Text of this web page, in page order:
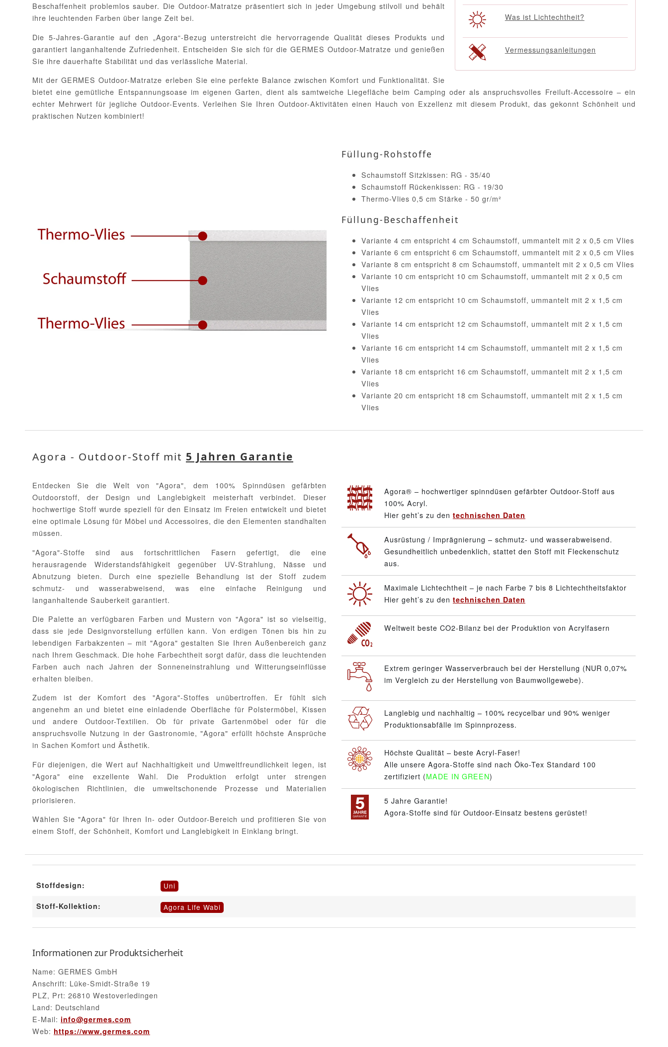
Was ist Lichtechtheit?
Vermessungsanleitungen
Beschaffenheit problemlos sauber. Die Outdoor-Matratze präsentiert sich in jeder Umgebung stilvoll und behält
ihre leuchtenden Farben über lange Zeit bei.
Die 5-Jahres-Garantie auf den „Agora“-Bezug unterstreicht die hervorragende Qualität dieses Produkts und
garantiert langanhaltende Zufriedenheit. Entscheiden Sie sich für die GERMES Outdoor-Matratze und genießen
Sie ihre dauerhafte Stabilität und das verlässliche Material.
Mit der GERMES Outdoor-Matratze erleben Sie eine perfekte Balance zwischen Komfort und Funktionalität. Sie
bietet eine gemütliche Entspannungsoase im eigenen Garten, dient als samtweiche Liegefläche beim Camping oder als anspruchsvolles Freiluft-Accessoire – ein
echter Mehrwert für jegliche Outdoor-Events. Verleihen Sie Ihren Outdoor-Aktivitäten einen Hauch von Exzellenz mit diesem Produkt, das gekonnt Schönheit und
praktischen Nutzen kombiniert!
Füllung-Rohstoffe
Schaumstoff Sitzkissen: RG - 35/40
Schaumstoff Rückenkissen: RG - 19/30
Thermo-Vlies 0,5 cm Stärke - 50 gr/m²
Füllung-Beschaffenheit
Variante 4 cm entspricht 4 cm Schaumstoff, ummantelt mit 2 x 0,5 cm Vlies
Variante 6 cm entspricht 6 cm Schaumstoff, ummantelt mit 2 x 0,5 cm Vlies
Variante 8 cm entspricht 8 cm Schaumstoff, ummantelt mit 2 x 0,5 cm Vlies
Variante 10 cm entspricht 10 cm Schaumstoff, ummantelt mit 2 x 0,5 cm
Vlies
Variante 12 cm entspricht 10 cm Schaumstoff, ummantelt mit 2 x 1,5 cm
Vlies
Variante 14 cm entspricht 12 cm Schaumstoff, ummantelt mit 2 x 1,5 cm
Vlies
Variante 16 cm entspricht 14 cm Schaumstoff, ummantelt mit 2 x 1,5 cm
Vlies
Variante 18 cm entspricht 16 cm Schaumstoff, ummantelt mit 2 x 1,5 cm
Vlies
Variante 20 cm entspricht 18 cm Schaumstoff, ummantelt mit 2 x 1,5 cm
Vlies
Agora - Outdoor-Stoff mit 5 Jahren Garantie
Entdecken Sie die Welt von "Agora", dem 100% Spinndüsen gefärbten
Outdoorstoff, der Design und Langlebigkeit meisterhaft verbindet. Dieser
hochwertige Stoff wurde speziell für den Einsatz im Freien entwickelt und bietet
eine optimale Lösung für Möbel und Accessoires, die den Elementen standhalten
müssen.
"Agora"-Stoffe sind aus fortschrittlichen Fasern gefertigt, die eine
herausragende Widerstandsfähigkeit gegenüber UV-Strahlung, Nässe und
Abnutzung bieten. Durch eine spezielle Behandlung ist der Stoff zudem
schmutz- und wasserabweisend, was eine einfache Reinigung und
langanhaltende Sauberkeit garantiert.
Die Palette an verfügbaren Farben und Mustern von "Agora" ist so vielseitig,
dass sie jede Designvorstellung erfüllen kann. Von erdigen Tönen bis hin zu
lebendigen Farbakzenten – mit "Agora" gestalten Sie Ihren Außenbereich ganz
nach Ihrem Geschmack. Die hohe Farbechtheit sorgt dafür, dass die leuchtenden
Farben auch nach Jahren der Sonneneinstrahlung und Witterungseinflüsse
erhalten bleiben.
Zudem ist der Komfort des "Agora"-Stoffes unübertroffen. Er fühlt sich
angenehm an und bietet eine einladende Oberfläche für Polstermöbel, Kissen
und andere Outdoor-Textilien. Ob für private Gartenmöbel oder für die
anspruchsvolle Nutzung in der Gastronomie, "Agora" erfüllt höchste Ansprüche
in Sachen Komfort und Ästhetik.
Für diejenigen, die Wert auf Nachhaltigkeit und Umweltfreundlichkeit legen, ist
"Agora" eine exzellente Wahl. Die Produktion erfolgt unter strengen
ökologischen Richtlinien, die umweltschonende Prozesse und Materialien
priorisieren.
Wählen Sie "Agora" für Ihren In- oder Outdoor-Bereich und profitieren Sie von
einem Stoff, der Schönheit, Komfort und Langlebigkeit in Einklang bringt.
Agora® – hochwertiger spinndüsen gefärbter Outdoor-Stoff aus
100% Acryl.
Hier geht’s zu den technischen Daten
Ausrüstung / Imprägnierung – schmutz- und wasserabweisend.
Gesundheitlich unbedenklich, stattet den Stoff mit Fleckenschutz
aus.
Maximale Lichtechtheit – je nach Farbe 7 bis 8 Lichtechtheitsfaktor
Hier geht’s zu den technischen Daten
Weltweit beste CO2-Bilanz bei der Produktion von Acrylfasern
Extrem geringer Wasserverbrauch bei der Herstellung (NUR 0,07%
im Vergleich zu der Herstellung von Baumwollgewebe).
Langlebig und nachhaltig – 100% recycelbar und 90% weniger
Produktionsabfälle im Spinnprozess.
Höchste Qualität – beste Acryl-Faser!
Alle unsere Agora-Stoffe sind nach Öko-Tex Standard 100
zertifiziert (MADE IN GREEN)
5 Jahre Garantie!
Agora-Stoffe sind für Outdoor-Einsatz bestens gerüstet!
Stoffdesign: Uni
Stoff-Kollektion: Agora Life Wabi
Informationen zur Produktsicherheit
Name: GERMES GmbH
Anschrift: Lüke-Smidt-Straße 19
PLZ, Prt: 26810 Westoverledingen
Land: Deutschland
E-Mail: info@germes.com
Web: https://www.germes.com